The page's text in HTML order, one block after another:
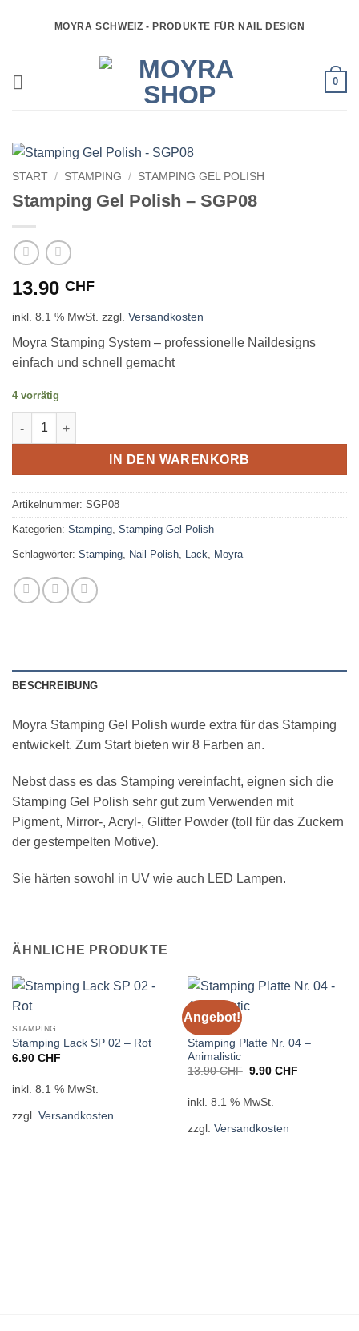
MOYRA SCHWEIZ - PRODUKTE FÜR NAIL DESIGN
0
START / STAMPING / STAMPING GEL POLISH
Stamping Gel Polish – SGP08
13.90 CHF
inkl. 8.1 % MwSt. zzgl. Versandkosten
Moyra Stamping System – professionelle Naildesigns
einfach und schnell gemacht
4 vorrätig
Stamping Gel Polish - SGP08 Menge
IN DEN WARENKORB
Artikelnummer: SGP08
Kategorien: Stamping, Stamping Gel Polish
Schlagwörter: Stamping, Nail Polish, Lack, Moyra
BESCHREIBUNG
Moyra Stamping Gel Polish wurde extra für das Stamping
entwickelt. Zum Start bieten wir 8 Farben an.
Nebst dass es das Stamping vereinfacht, eignen sich die
Stamping Gel Polish sehr gut zum Verwenden mit
Pigment, Mirror-, Acryl-, Glitter Powder (toll für das Zuckern
der gestempelten Motive).
Sie härten sowohl in UV wie auch LED Lampen.
ÄHNLICHE PRODUKTE
STAMPING
Stamping Lack SP 02 – Rot
6.90 CHF
inkl. 8.1 % MwSt.
zzgl. Versandkosten
Angebot!
STAMPING
Stamping Platte Nr. 04 –
Animalistic
13.90CHF Ursprünglicher
13.90 CHF
9.90 CHFAktueller
inkl. 8.1 % MwSt.
zzgl. Versandkosten